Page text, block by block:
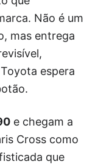
Não é um
mas entrega
espera
e chegam a
Cross como
que